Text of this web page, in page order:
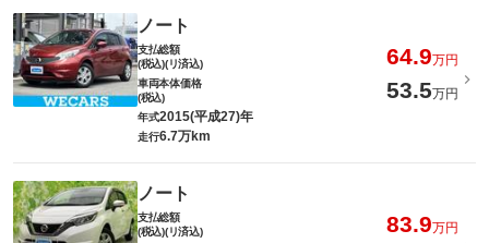
ノート
支払総額
(税込)(リ済込)
64.9万円
車両本体価格
(税込)
53.5万円
年式2015(平成27)年
走行6.7万km
ノート
支払総額
(税込)(リ済込)
83.9万円